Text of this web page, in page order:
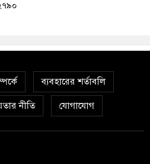
ব্যবহারের শর্তাবলি
নীতি যোগাযোগ